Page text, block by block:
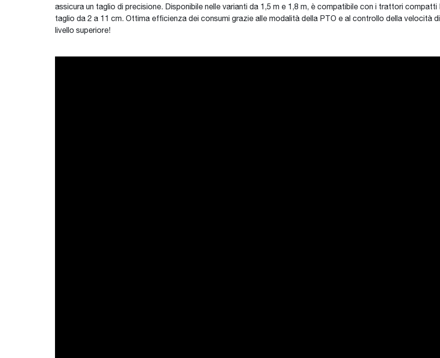
assicura un taglio di precisione. Disponibile nelle varianti da 1,5 m e 1,8 m, è compatibile con i trattori
taglio da 2 a 11 cm. Ottima efficienza dei consumi grazie alle modalità della PTO e al controllo della velocità
livello superiore!